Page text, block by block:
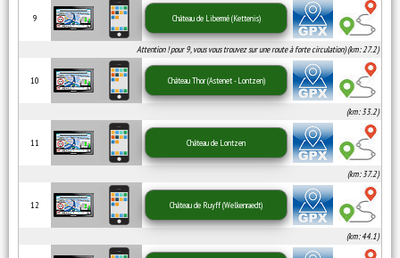
9 Château de Libermé (Kettenis)
Attention ! pour 9, vous vous trouvez sur une route à forte circulation) (km: 27.2)
10 Château Thor (Astenet - Lontzen)
(km: 33.2)
11 Château de Lontzen
(km: 37.2)
12 Château de Ruyff (Welkenraedt)
(km: 44.1)